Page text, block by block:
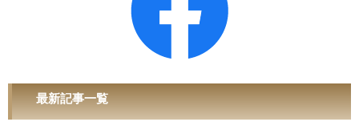
最新記事一覧